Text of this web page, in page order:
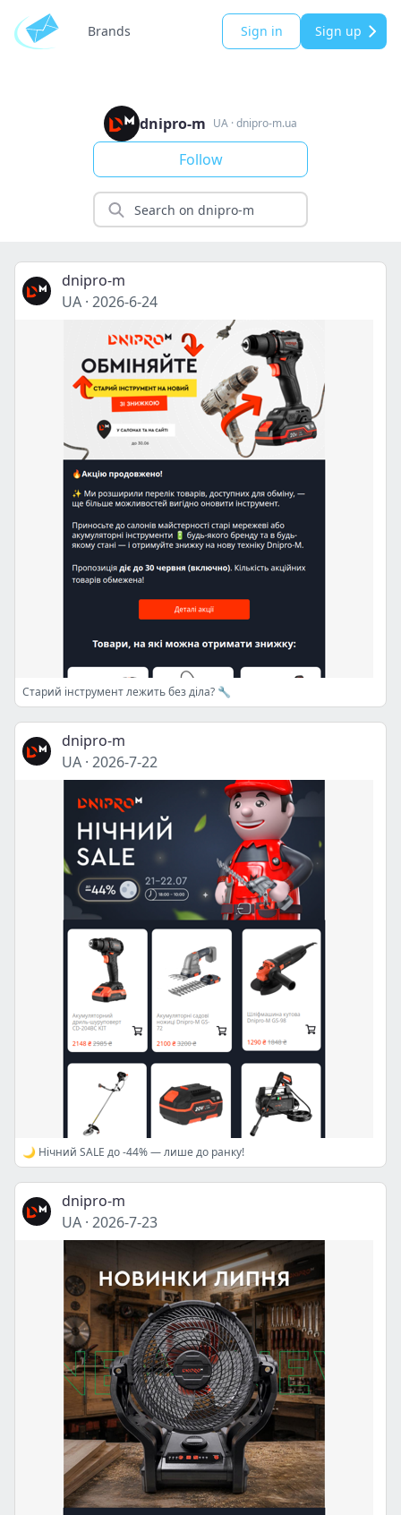
Brands Sign in Sign up
dnipro-m UA ·dnipro-m.ua
Follow
dnipro-m
UA · 2026-6-24
Старий інструмент лежить без діла? 🔧
dnipro-m
UA · 2026-7-22
🌙 Нічний SALE до -44% — лише до ранку!
dnipro-m
UA · 2026-7-23